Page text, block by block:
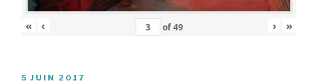
« ‹ of49 › »
PUBLIÉ
5 JUIN 2017